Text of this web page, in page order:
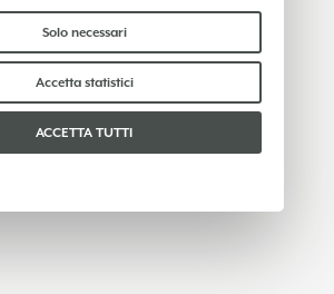
terzi alcun dato personale. Per
puoi consultare la nostra
quali cookie accettare:
Solo necessari
Accetta statistici
ACCETTA TUTTI